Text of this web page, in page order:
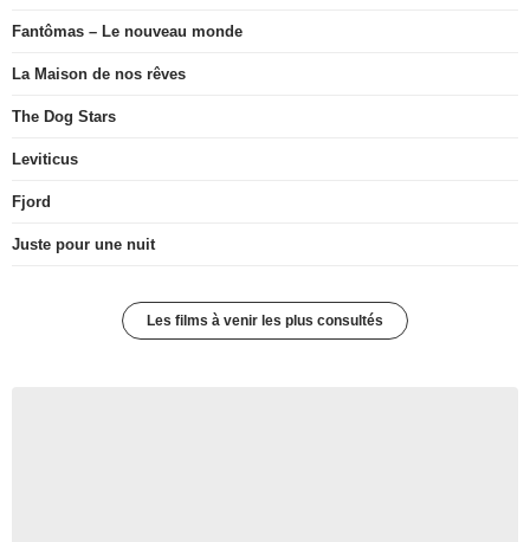
Fantômas – Le nouveau monde
La Maison de nos rêves
The Dog Stars
Leviticus
Fjord
Juste pour une nuit
Les films à venir les plus consultés